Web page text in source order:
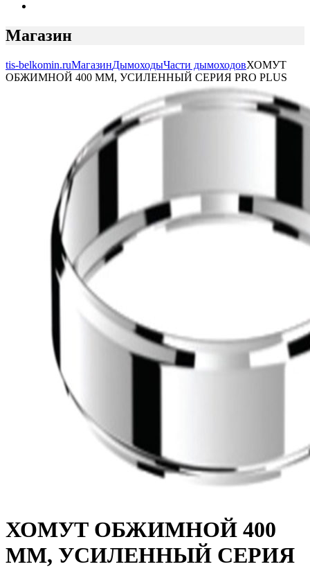
Магазин
tis-belkomin.ruМагазинДымоходыЧасти дымоходовХОМУТ
ОБЖИМНОЙ 400 ММ, УСИЛЕННЫЙ СЕРИЯ PRO PLUS
ХОМУТ ОБЖИМНОЙ 400
ММ, УСИЛЕННЫЙ СЕРИЯ